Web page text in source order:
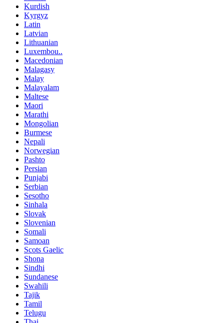
Kurdish
Kyrgyz
Latin
Latvian
Lithuanian
Luxembou..
Macedonian
Malagasy
Malay
Malayalam
Maltese
Maori
Marathi
Mongolian
Burmese
Nepali
Norwegian
Pashto
Persian
Punjabi
Serbian
Sesotho
Sinhala
Slovak
Slovenian
Somali
Samoan
Scots Gaelic
Shona
Sindhi
Sundanese
Swahili
Tajik
Tamil
Telugu